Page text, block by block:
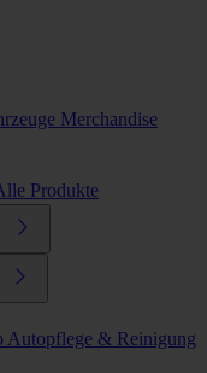
Merchandise
Produkte
Autopflege & Reinigung